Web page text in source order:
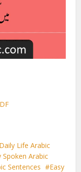
Daily Life Arabic
Spoken Arabic
Sentences
Easy